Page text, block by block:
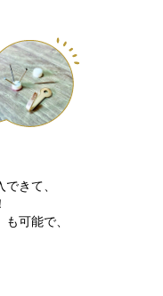
可能で、
きて、